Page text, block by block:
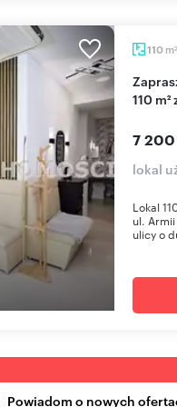
110 m2
Zapraszam do wynajmu nowoczesnego lokalu
110
7 200
lokal
Lokal
ul.
ulicy o
Powiadom o nowych